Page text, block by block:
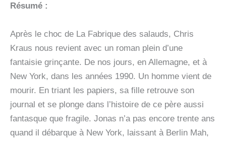
Résumé :
Après le choc de La Fabrique des salauds, Chris
Kraus nous revient avec un roman plein d’une
fantaisie grinçante. De nos jours, en Allemagne, et à
New York, dans les années 1990. Un homme vient de
mourir. En triant les papiers, sa fille retrouve son
journal et se plonge dans l’histoire de ce père aussi
fantasque que fragile. Jonas n’a pas encore trente ans
quand il débarque à New York, laissant à Berlin Mah,